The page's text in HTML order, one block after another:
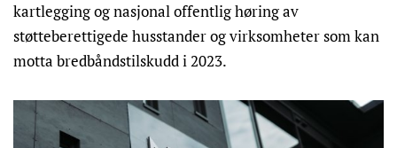
kartlegging og nasjonal offentlig høring av
støtteberettigede husstander og virksomheter som kan
motta bredbåndstilskudd i 2023.